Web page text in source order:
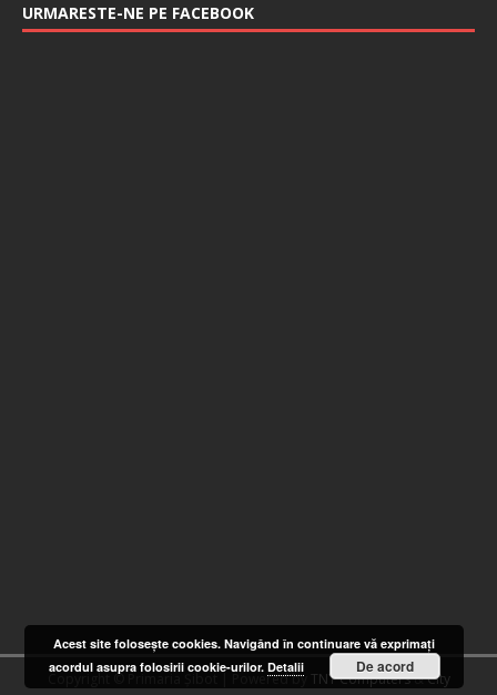
URMARESTE-NE PE FACEBOOK
Copyright © Primaria Șibot | Powered by TNT Computers&City
Acest site foloseşte cookies. Navigând în continuare vă exprimaţi
acordul asupra folosirii cookie-urilor. Detalii De acord